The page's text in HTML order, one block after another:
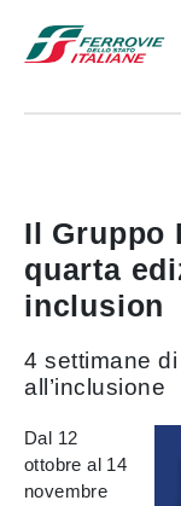
Il Gruppo
quarta
inclusion
4 settimane
all’inclusione
Dal 12
ottobre al 14
novembre